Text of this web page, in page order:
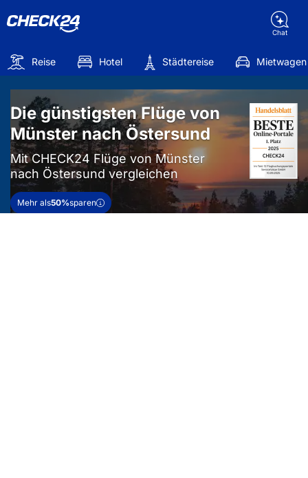
Chat
Reise Hotel Städtereise Mietwagen
Die günstigsten Flüge von
Münster nach Östersund
Mit CHECK24 Flüge von Münster
nach Östersund vergleichen
Mehr als50%sparen